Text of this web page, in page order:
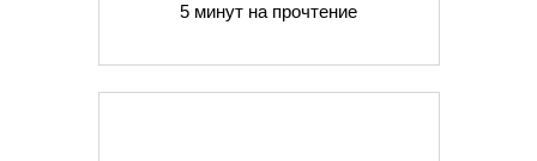
5 минут на прочтение